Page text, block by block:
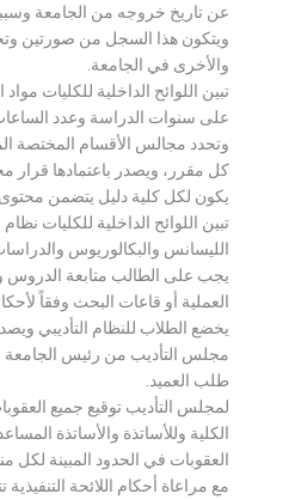
عن تاريخ خروجه من الجامعة
ويتكون هذا السجل من صورتين
والأخرى في الجامعة.
تبين اللوائح الداخلية للكليات
على سنوات الدراسة وعدد
وتحدد مجالس الأقسام المختصة
كل مقرر، ويصدر باعتمادها قرار
يكون لكل كلية دليل يتضمن محتوى
تبين اللوائح الداخلية للكليات
الليسانس والبكالوريوس والدراسات
يجب على الطالب متابعة الدروس
العملية أو قاعات البحث وفقاً
يخضع الطلاب للنظام التأديبي
مجلس التأديب من رئيس الجامعة
طلب العميد.
لمجلس التأديب توقيع جميع
الكلية وللأساتذة والأساتذة
العقوبات في الحدود المبينة لكل
مع مراعاة أحكام اللائحة التنفيذية